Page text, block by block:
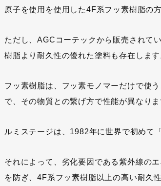
原子を使用を使用した4F系フッ素樹脂の
ただし、AGCコーテックから販売されて
樹脂より耐久性の優れた塗料も存在します
フッ素樹脂は、フッ素モノマーだけで使
で、その物質との繋げ方で性能が異なりま
ルミステージは、1982年に世界で初めて
それによって、劣化要因である紫外線の
を防ぎ、4F系フッ素樹脂以上の高い耐久